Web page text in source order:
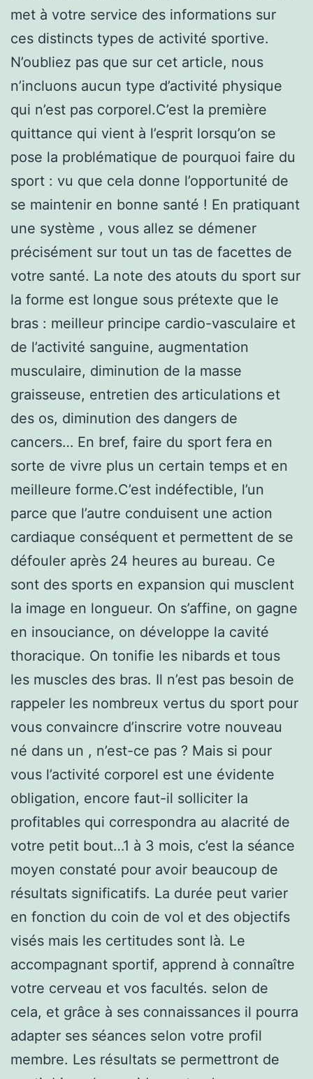
met à votre service des informations sur
ces distincts types de activité sportive.
N’oubliez pas que sur cet article, nous
n’incluons aucun type d’activité physique
qui n’est pas corporel.C’est la première
quittance qui vient à l’esprit lorsqu’on se
pose la problématique de pourquoi faire du
sport : vu que cela donne l’opportunité de
se maintenir en bonne santé ! En pratiquant
une système , vous allez se démener
précisément sur tout un tas de facettes de
votre santé. La note des atouts du sport sur
la forme est longue sous prétexte que le
bras : meilleur principe cardio-vasculaire et
de l’activité sanguine, augmentation
musculaire, diminution de la masse
graisseuse, entretien des articulations et
des os, diminution des dangers de
cancers… En bref, faire du sport fera en
sorte de vivre plus un certain temps et en
meilleure forme.C’est indéfectible, l’un
parce que l’autre conduisent une action
cardiaque conséquent et permettent de se
défouler après 24 heures au bureau. Ce
sont des sports en expansion qui musclent
la image en longueur. On s’affine, on gagne
en insouciance, on développe la cavité
thoracique. On tonifie les nibards et tous
les muscles des bras. Il n’est pas besoin de
rappeler les nombreux vertus du sport pour
vous convaincre d’inscrire votre nouveau
né dans un , n’est-ce pas ? Mais si pour
vous l’activité corporel est une évidente
obligation, encore faut-il solliciter la
profitables qui correspondra au alacrité de
votre petit bout…1 à 3 mois, c’est la séance
moyen constaté pour avoir beaucoup de
résultats significatifs. La durée peut varier
en fonction du coin de vol et des objectifs
visés mais les certitudes sont là. Le
accompagnant sportif, apprend à connaître
votre cerveau et vos facultés. selon de
cela, et grâce à ses connaissances il pourra
adapter ses séances selon votre profil
membre. Les résultats se permettront de